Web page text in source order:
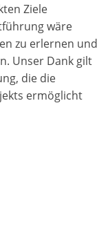
Ziele
wäre
zu erlernen und
Unser Dank gilt
die die
ermöglicht